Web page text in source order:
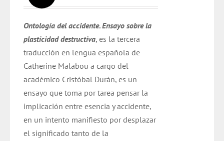
era:
$ 14.000.
es:
$ 9.800.
Ontología del accidente. Ensayo sobre la
plasticidad destructiva, es la tercera
traducción en lengua española de
Catherine Malabou a cargo del
académico Cristóbal Durán, es un
ensayo que toma por tarea pensar la
implicación entre esencia y accidente,
en un intento manifiesto por desplazar
el significado tanto de la